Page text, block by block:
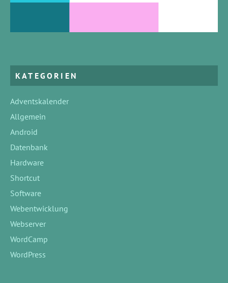
KATEGORIEN
Adventskalender
Allgemein
Android
Datenbank
Hardware
Shortcut
Software
Webentwicklung
Webserver
WordCamp
WordPress